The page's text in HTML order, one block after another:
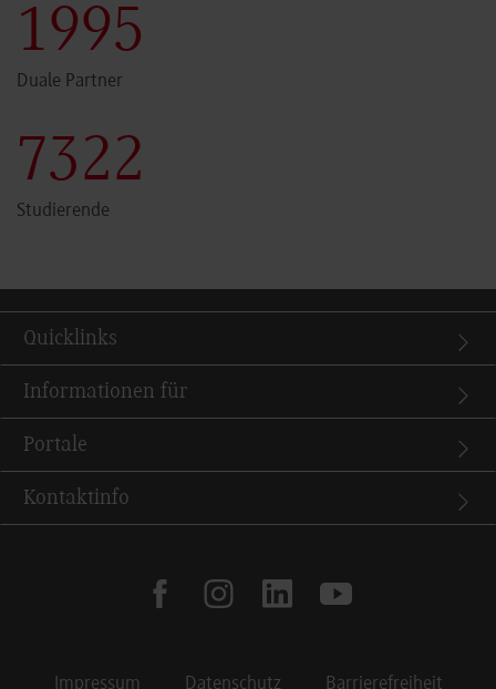
2000
Duale Partner
7341
Studierende
Quicklinks
Informationen für
Portale
Kontaktinfo
facebookinstagramlinkedin youtube